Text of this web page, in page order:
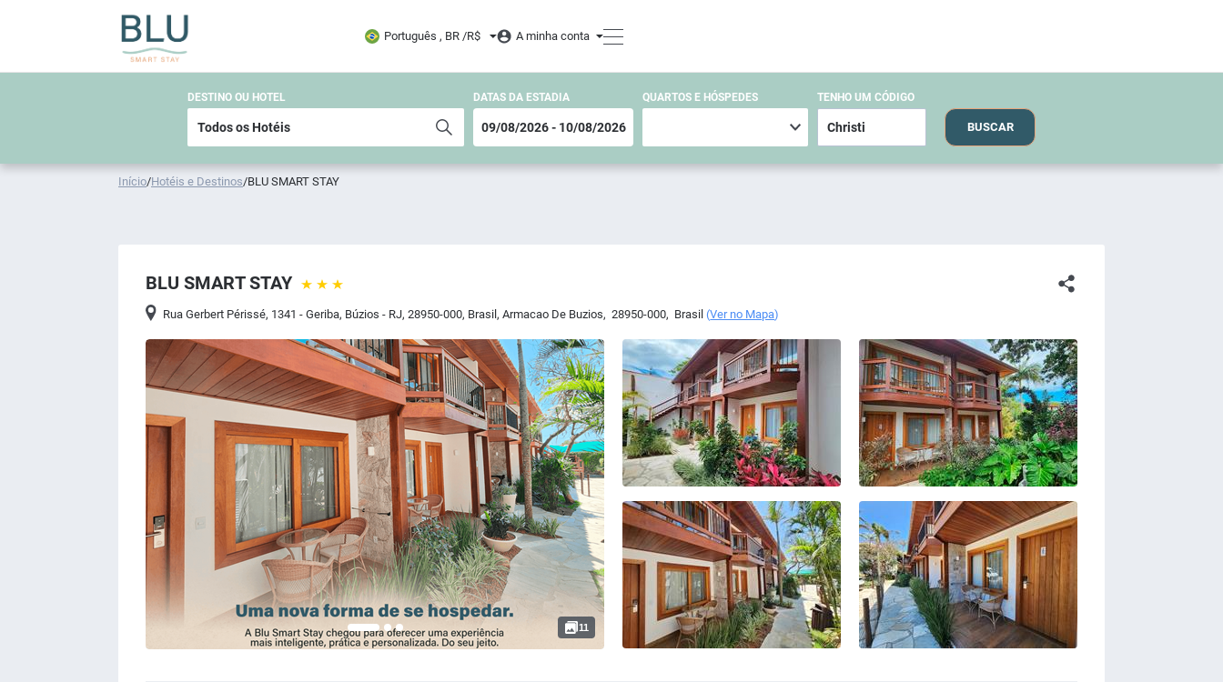
Português , BR /R$ A minha conta
DESTINO OU HOTEL DATAS DA ESTADIA QUARTOS E HÓSPEDES TENHO UM CÓDIGO
BUSCAR
Início/Hotéis e Destinos/BLU SMART STAY
BLU SMART STAY
Rua Gerbert Périssé, 1341 - Geriba, Búzios - RJ, 28950-000, Brasil,Armacao De Buzios, 28950-000, Brasil (Ver no Mapa)
11